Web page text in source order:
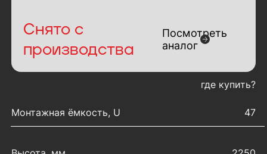
Снято с
производства
Посмотреть
аналог
где купить?
Монтажная ёмкость, U
47